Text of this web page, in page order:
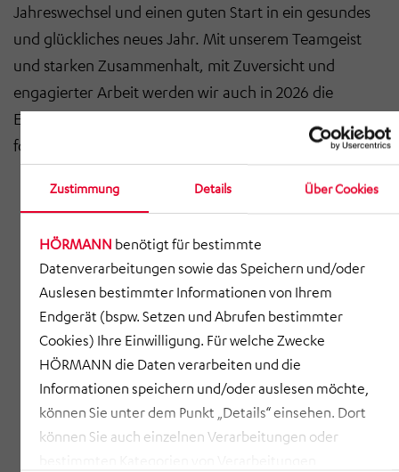
Zustimmung Details Über Cookies
HÖRMANN benötigt für bestimmte
Datenverarbeitungen sowie das Speichern und/oder
Auslesen bestimmter Informationen von Ihrem
Endgerät (bspw. Setzen und Abrufen bestimmter
Cookies) Ihre Einwilligung. Für welche Zwecke
HÖRMANN die Daten verarbeiten und die
Informationen speichern und/oder auslesen möchte,
können Sie unter dem Punkt „Details“ einsehen. Dort
können Sie auch einzelnen Verarbeitungen oder
Jahreswechsel und einen guten Start in ein gesundes
und glückliches neues Jahr. Mit unserem Teamgeist
und starken Zusammenhalt, mit Zuversicht und
engagierter Arbeit werden wir auch in 2026 die
Erfolgsgeschichte HÖRMANN gemeinsam
fortschreiben.